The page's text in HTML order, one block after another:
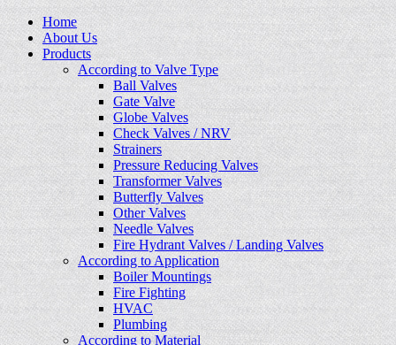
Home
About Us
Products
According to Valve Type
Ball Valves
Gate Valve
Globe Valves
Check Valves / NRV
Strainers
Pressure Reducing Valves
Transformer Valves
Butterfly Valves
Other Valves
Needle Valves
Fire Hydrant Valves / Landing Valves
According to Application
Boiler Mountings
Fire Fighting
HVAC
Plumbing
According to Material